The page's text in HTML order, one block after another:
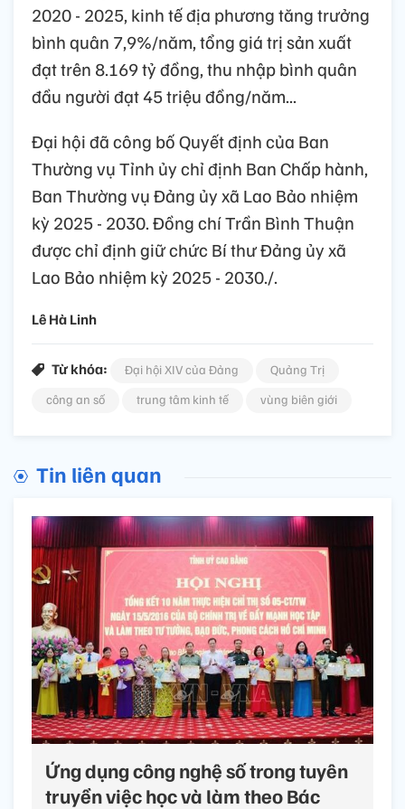
2020 - 2025, kinh tế địa phương tăng trưởng
bình quân 7,9%/năm, tổng giá trị sản xuất
đạt trên 8.169 tỷ đồng, thu nhập bình quân
đầu người đạt 45 triệu đồng/năm...
Đại hội đã công bố Quyết định của Ban
Thường vụ Tỉnh ủy chỉ định Ban Chấp hành,
Ban Thường vụ Đảng ủy xã Lao Bảo nhiệm
kỳ 2025 - 2030. Đồng chí Trần Bình Thuận
được chỉ định giữ chức Bí thư Đảng ủy xã
Lao Bảo nhiệm kỳ 2025 - 2030./.
Lê Hà Linh
Từ khóa: Đại hội XIV của Đảng
Quảng Trị
công an số
trung tâm kinh tế vùng biên giới
Tin liên quan
Ứng dụng công nghệ số trong tuyên
truyền việc học và làm theo Bác